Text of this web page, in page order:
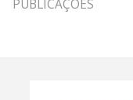
PUBLICAÇÕES